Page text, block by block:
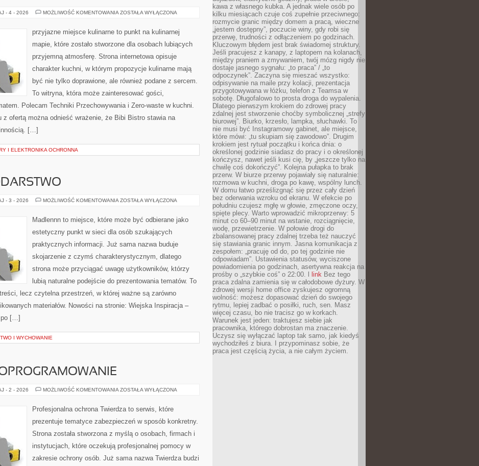
- 4 - 2026 MOŻLIWOŚĆ KOMENTOWANIA SEZONOWE
ZOSTAŁA WYŁĄCZONA
przyjazne miejsce kulinarne to punkt na kulinarnej
mapie, które zostało stworzone dla osobach lubiących
przyjemną atmosferę. Strona internetowa opisuje
charakter kuchni, w którym propozycje kulinarne mają
być nie tylko doprawione, ale również podane z sercem.
To witryna, która może zainteresować gości,
Polecam Techniki Przechowywania i Zero-waste w kuchni.
z ofertą można odnieść wrażenie, że Bibi Bistro stawia na
[…]
I ELEKTRONIKA OCHRONNA
- 3 - 2026 MOŻLIWOŚĆ KOMENTOWANIA DOM
ZOSTAŁA WYŁĄCZONA
Madlennn to miejsce, które może być odbierane jako
estetyczny punkt w sieci dla osób szukających
praktycznych informacji. Już sama nazwa buduje
skojarzenie z czymś charakterystycznym, dlatego
strona może przyciągać uwagę użytkowników, którzy
lubią naturalne podejście do prezentowania tematów. To
lecz czytelna przestrzeń, w której ważne są zarówno
materiałów. Nowości na stronie: Wiejska Inspiracja –
po […]
I WYCHOWANIE
- 2 - 2026 MOŻLIWOŚĆ KOMENTOWANIA NARZĘDZIA
ZOSTAŁA WYŁĄCZONA
Profesjonalna ochrona Twierdza to serwis, które
prezentuje tematyce zabezpieczeń w sposób konkretny.
Strona została stworzona z myślą o osobach, firmach i
instytucjach, które oczekują profesjonalnej pomocy w
zakresie ochrony osób. Już sama nazwa Twierdza budzi
kawa z własnego kubka. A jednak wiele osób po
kilku miesiącach czuje coś zupełnie przeciwnego:
rozmycie granic między domem a pracą, wieczne
„jestem dostępny”, poczucie winy, gdy robi się
przerwę, trudności z odłączeniem po godzinach.
Kluczowym błędem jest brak świadomej struktury.
Jeśli pracujesz z kanapy, z laptopem na kolanach,
między praniem a zmywaniem, twój mózg nigdy nie
dostaje jasnego sygnału: „to praca” / „to
odpoczynek”. Zaczyna się mieszać wszystko:
odpisywanie na maile przy kolacji, prezentacja
przygotowywana w łóżku, telefon z Teamsa w
sobotę. Długofalowo to prosta droga do wypalenia.
Dlatego pierwszym krokiem do zdrowej pracy
zdalnej jest stworzenie choćby symbolicznej „strefy
biurowej”. Biurko, krzesło, lampka, słuchawki. To
nie musi być Instagramowy gabinet, ale miejsce,
które mówi: „tu skupiam się zawodowo”. Drugim
krokiem jest rytuał początku i końca dnia: o
określonej godzinie siadasz do pracy i o określonej
kończysz, nawet jeśli kusi cię, by „jeszcze tylko na
chwilę coś dokończyć”. Kolejna pułapka to brak
przerw. W biurze przerwy pojawiały się naturalnie:
rozmowa w kuchni, droga po kawę, wspólny lunch.
W domu łatwo prześlizgnąć się przez cały dzień
bez oderwania wzroku od ekranu. W efekcie po
południu czujesz mgłę w głowie, zmęczone oczy,
spięte plecy. Warto wprowadzić mikroprzerwy: 5
minut co 60–90 minut na wstanie, rozciągnięcie,
wodę, przewietrzenie. W połowie drogi do
zbalansowanej pracy zdalnej trzeba też nauczyć
się stawiania granic innym. Jasna komunikacja z
zespołem: „pracuję od do, po tej godzinie nie
odpowiadam”. Ustawienia statusów, wyciszone
powiadomienia po godzinach, asertywna reakcja na
prośby o „szybkie coś” o 22:00. l
link Bez tego
praca zdalna zamienia się w całodobowe dyżury. W
zdrowej wersji home office zyskujesz ogromną
wolność: możesz dopasować dzień do swojego
rytmu, lepiej zadbać o posiłki, ruch, sen. Masz
więcej czasu, bo nie tracisz go w korkach.
Warunek jest jeden: traktujesz siebie jak
pracownika, którego dobrostan ma znaczenie.
Uczysz się wyłączać laptop tak samo, jak kiedyś
wychodziłeś z biura. I przypominasz sobie, że
praca jest częścią życia, a nie całym życiem.